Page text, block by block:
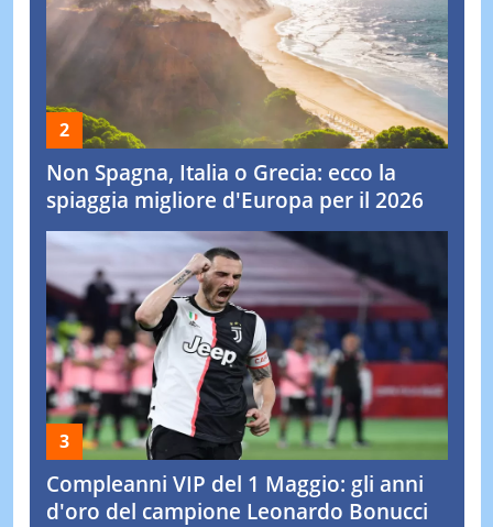
Non Spagna, Italia o Grecia: ecco la
spiaggia migliore d'Europa per il 2026
Compleanni VIP del 1 Maggio: gli anni
d'oro del campione Leonardo Bonucci